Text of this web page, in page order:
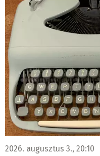
2026. augusztus 3., 20:10